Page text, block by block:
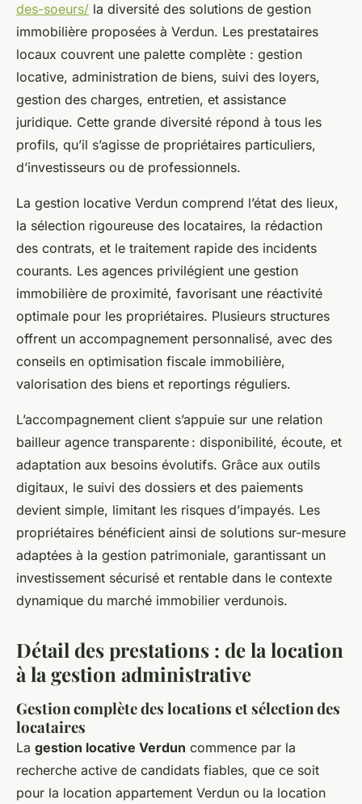
des-soeurs/ la diversité des solutions de gestion
immobilière proposées à Verdun. Les prestataires
locaux couvrent une palette complète : gestion
locative, administration de biens, suivi des loyers,
gestion des charges, entretien, et assistance
juridique. Cette grande diversité répond à tous les
profils, qu’il s’agisse de propriétaires particuliers,
d’investisseurs ou de professionnels.
La gestion locative Verdun comprend l’état des lieux,
la sélection rigoureuse des locataires, la rédaction
des contrats, et le traitement rapide des incidents
courants. Les agences privilégient une gestion
immobilière de proximité, favorisant une réactivité
optimale pour les propriétaires. Plusieurs structures
offrent un accompagnement personnalisé, avec des
conseils en optimisation fiscale immobilière,
valorisation des biens et reportings réguliers.
L’accompagnement client s’appuie sur une relation
bailleur agence transparente : disponibilité, écoute, et
adaptation aux besoins évolutifs. Grâce aux outils
digitaux, le suivi des dossiers et des paiements
devient simple, limitant les risques d’impayés. Les
propriétaires bénéficient ainsi de solutions sur-mesure
adaptées à la gestion patrimoniale, garantissant un
investissement sécurisé et rentable dans le contexte
dynamique du marché immobilier verdunois.
Détail des prestations : de la location
à la gestion administrative
Gestion complète des locations et sélection des
locataires
La gestion locative Verdun commence par la
recherche active de candidats fiables, que ce soit
pour la location appartement Verdun ou la location